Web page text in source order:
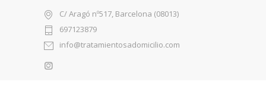
C/ Aragó nº517, Barcelona (08013)
697123879
info@tratamientosadomicilio.com